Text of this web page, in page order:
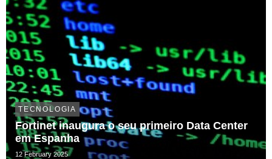
TECNOLOGIA
Fortinet inaugura o seu primeiro Data Center
em Espanha
12 February 2025